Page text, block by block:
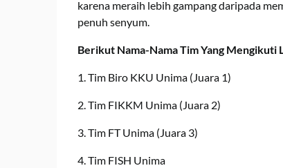
karena meraih lebih gampang daripada
penuh senyum.
Berikut Nama-Nama Tim Yang Mengikuti
1. Tim Biro KKU Unima (Juara 1)
2. Tim FIKKM Unima (Juara 2)
3. Tim FT Unima (Juara 3)
4. Tim FISH Unima